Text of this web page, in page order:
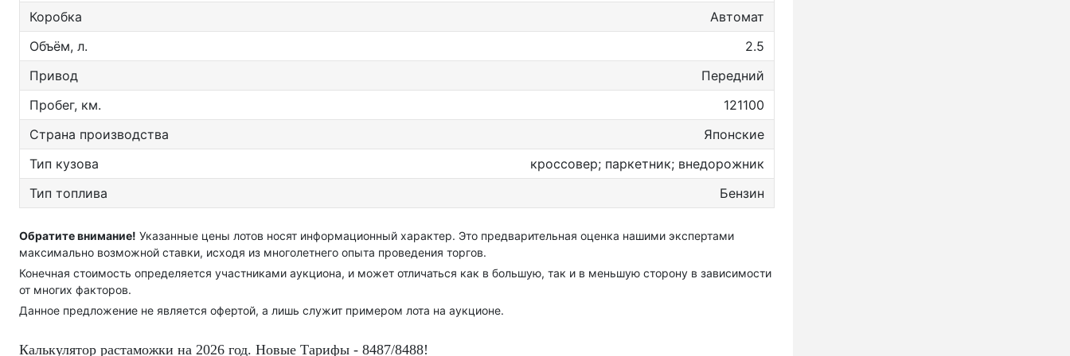
Коробка
Автомат
Объём, л.
2.5
Привод
Передний
Пробег, км.
121100
Страна производства
Японские
Тип кузова
кроссовер; паркетник; внедорожник
Тип топлива
Бензин
Обратите внимание! Указанные цены лотов носят информационный характер. Это предварительная оценка нашими экспертами
максимально возможной ставки, исходя из многолетнего опыта проведения торгов.
Конечная стоимость определяется участниками аукциона, и может отличаться как в большую, так и в меньшую сторону в зависимости
от многих факторов.
Данное предложение не является офертой, а лишь служит примером лота на аукционе.
Калькулятор растаможки на 2026 год. Новые Тарифы - 8487/8488!